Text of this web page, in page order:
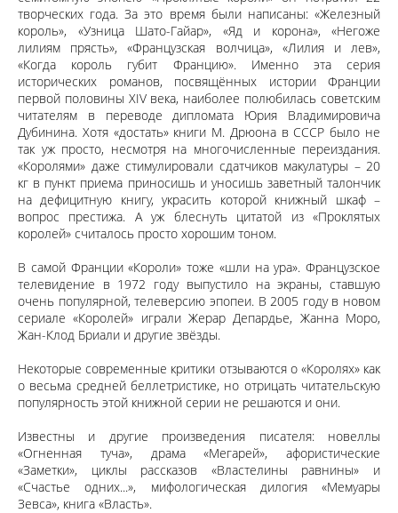
творческих года. За это время были написаны: «Железный
король», «Узница Шато-Гайар», «Яд и корона», «Негоже
лилиям прясть», «Французская волчица», «Лилия и лев»,
«Когда король губит Францию». Именно эта серия
исторических романов, посвящённых истории Франции
первой половины XIV века, наиболее полюбилась советским
читателям в переводе дипломата Юрия Владимировича
Дубинина. Хотя «достать» книги М. Дрюона в СССР было не
так уж просто, несмотря на многочисленные переиздания.
«Королями» даже стимулировали сдатчиков макулатуры – 20
кг в пункт приема приносишь и уносишь заветный талончик
на дефицитную книгу, украсить которой книжный шкаф –
вопрос престижа. А уж блеснуть цитатой из «Проклятых
королей» считалось просто хорошим тоном.
В самой Франции «Короли» тоже «шли на ура». Французское
телевидение в 1972 году выпустило на экраны, ставшую
очень популярной, телеверсию эпопеи. В 2005 году в новом
сериале «Королей» играли Жерар Депардье, Жанна Моро,
Жан-Клод Бриали и другие звёзды.
Некоторые современные критики отзываются о «Королях» как
о весьма средней беллетристике, но отрицать читательскую
популярность этой книжной серии не решаются и они.
Известны и другие произведения писателя: новеллы
«Огненная туча», драма «Мегарей», афористические
«Заметки», циклы рассказов «Властелины равнины» и
«Счастье одних...», мифологическая дилогия «Мемуары
Зевса», книга «Власть».